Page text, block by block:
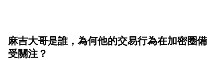
麻吉大哥是誰，為何他的交易行為在加密圈備
受關注？